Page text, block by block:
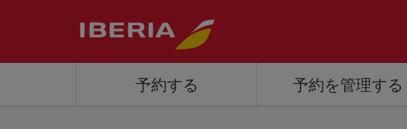
予約する 予約を管理する